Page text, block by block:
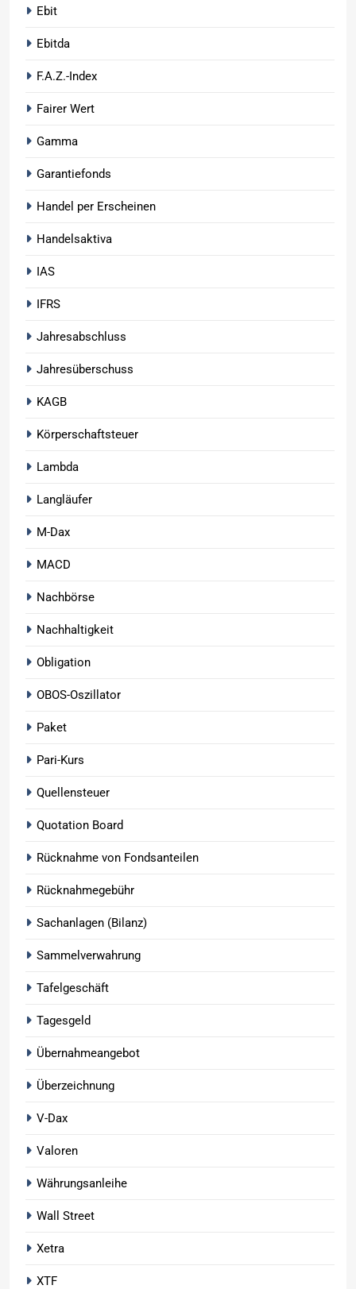
Ebit
Ebitda
F.A.Z.-Index
Fairer Wert
Gamma
Garantiefonds
Handel per Erscheinen
Handelsaktiva
IAS
IFRS
Jahresabschluss
Jahresüberschuss
KAGB
Körperschaftsteuer
Lambda
Langläufer
M-Dax
MACD
Nachbörse
Nachhaltigkeit
Obligation
OBOS-Oszillator
Paket
Pari-Kurs
Quellensteuer
Quotation Board
Rücknahme von Fondsanteilen
Rücknahmegebühr
Sachanlagen (Bilanz)
Sammelverwahrung
Tafelgeschäft
Tagesgeld
Übernahmeangebot
Überzeichnung
V-Dax
Valoren
Währungsanleihe
Wall Street
Xetra
XTF